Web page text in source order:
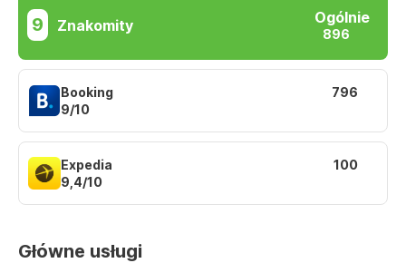
9 Znakomity Ogólnie
896
Booking
9/10
796
Expedia
9,4/10
100
Główne usługi